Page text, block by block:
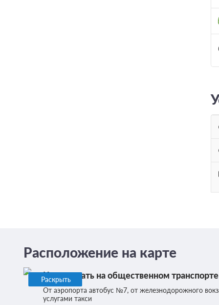
Расположение на карте
Раскрыть
Как доехать на общественном транспорте
От аэропорта автобус №7, от железнодорожного
услугами такси